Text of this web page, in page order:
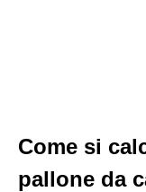
Come si
pallone da